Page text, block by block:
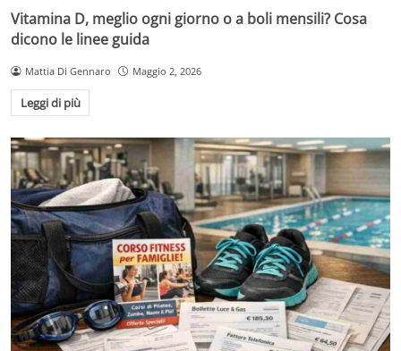
Vitamina D, meglio ogni giorno o a boli mensili? Cosa
dicono le linee guida
Mattia Di Gennaro Maggio 2, 2026
Leggi di più